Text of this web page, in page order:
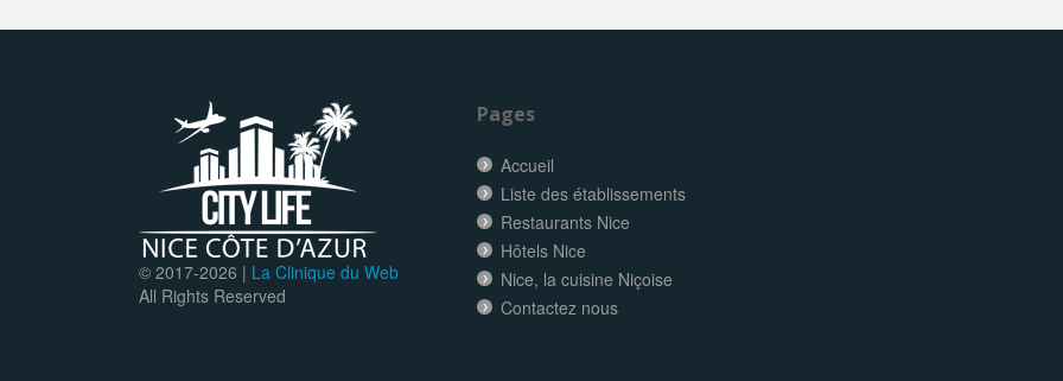
© 2017-2026 | La Clinique du Web
All Rights Reserved
Pages
Accueil
Liste des établissements
Restaurants Nice
Hôtels Nice
Nice, la cuisine Niçoise
Contactez nous